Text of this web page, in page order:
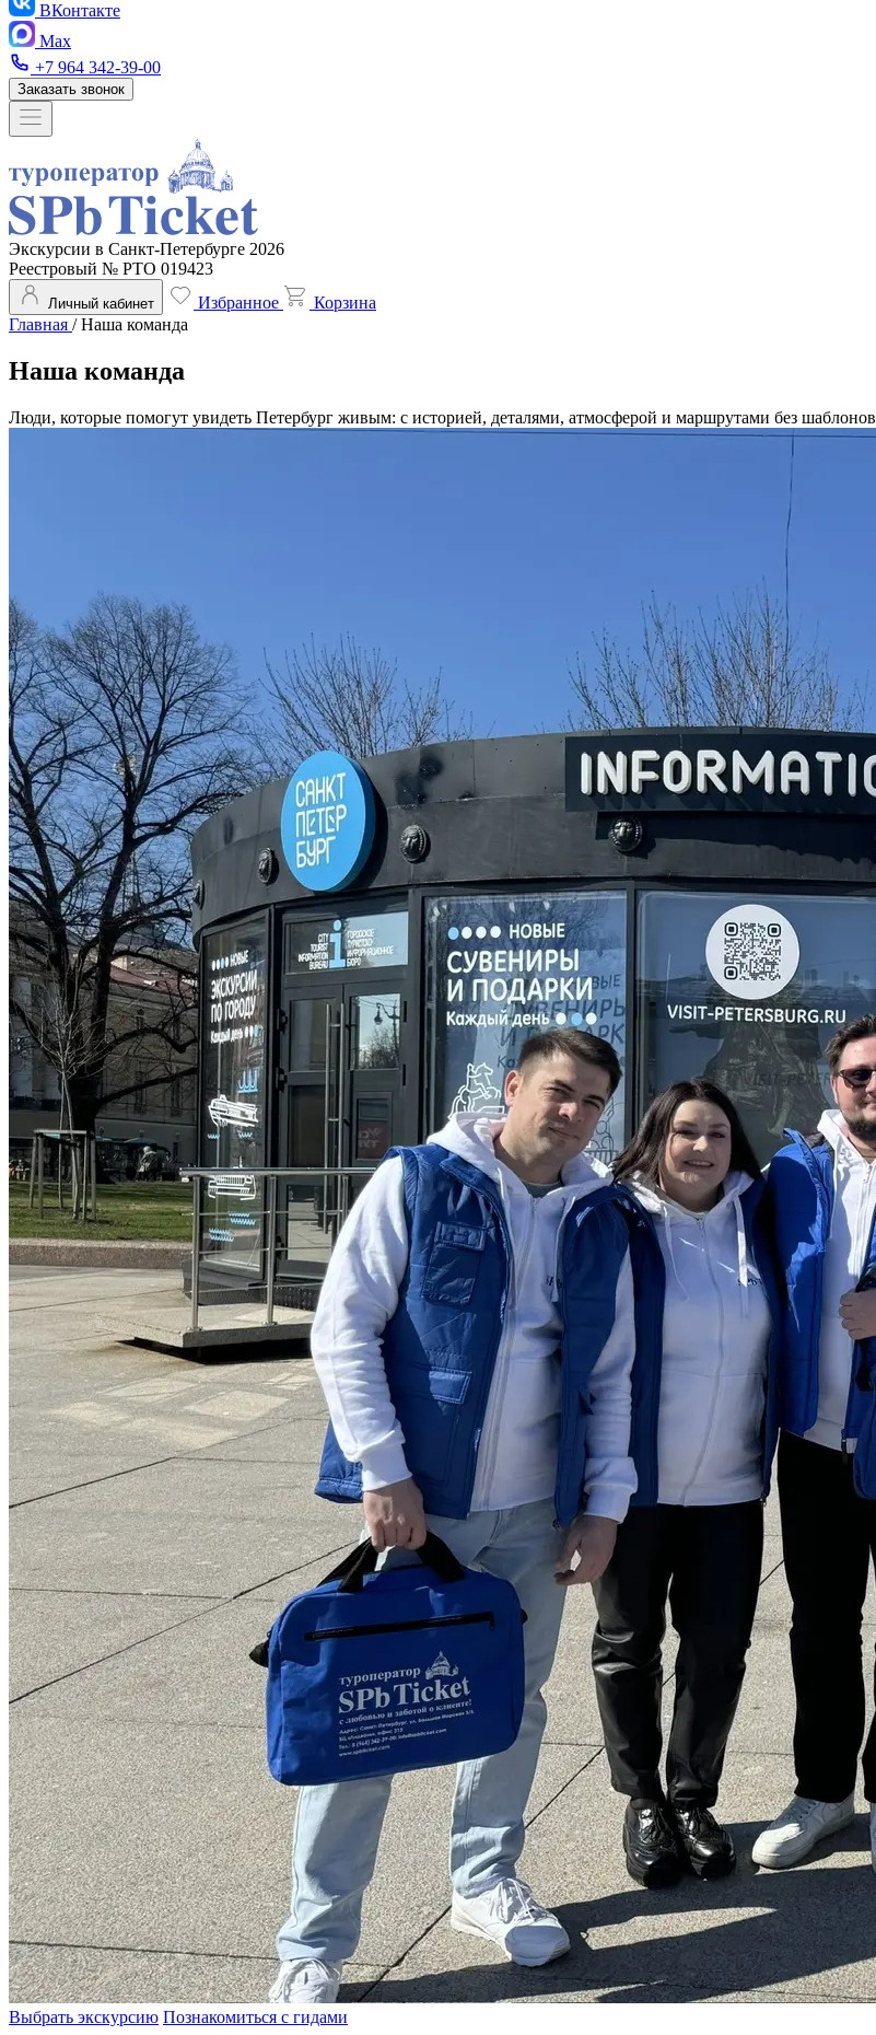
ВКонтакте
Max
+7 964 342-39-00
Заказать звонок
Экскурсии в Санкт-Петербурге 2026
Реестровый № РТО 019423
Личный кабинет Избранное
Корзина
Главная /Наша команда
Наша команда
Люди, которые помогут увидеть Петербург живым: с историей, деталями, атмосферой и маршрутами без шаблонов
Выбрать экскурсию Познакомиться с гидами